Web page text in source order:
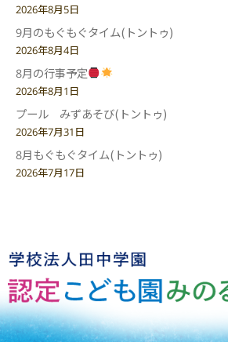
2026年8月5日
9月のもぐもぐタイム(トントゥ)
2026年8月4日
8月の行事予定
2026年8月1日
プール みずあそび(トントゥ)
2026年7月31日
8月もぐもぐタイム(トントゥ)
2026年7月17日